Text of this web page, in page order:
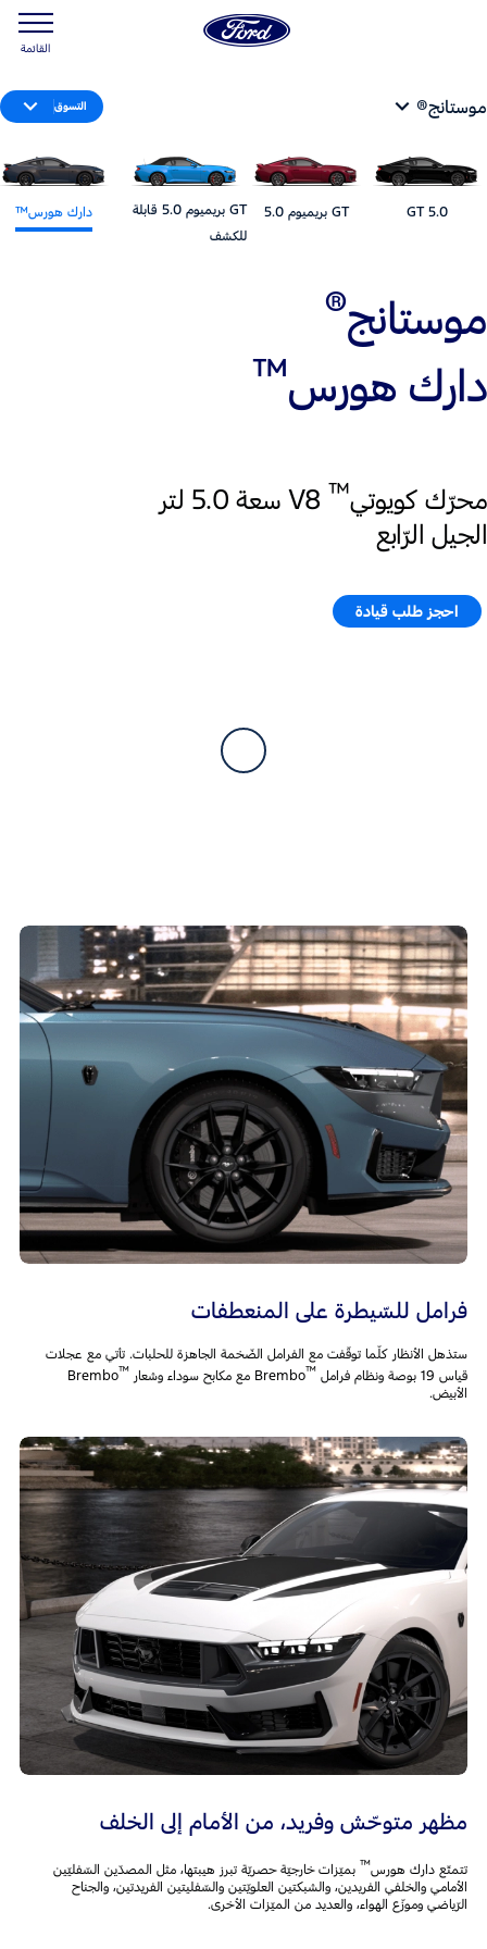
القائمة
موستانج® التسوق
5.0 GT GT بريميوم 5.0
GT بريميوم 5.0 قابلة
للكشف
دارك هورس™
موستانج®
دارك هورس™
محرّك كويوتي™
الجيل الرّابع
احجز طلب قيادة​
فرامل للسّيطرة على المنعطفات
ستذهل الأنظار كلّما توقّفت مع الفرامل الضّخمة الجاهزة للحلبات. تأتي مع عجلات
قياس 19 بوصة ونظام فرامل
™Brembo مع مكابح سوداء وشعار ™
Brembo
الأبيض.
مظهر متوحّش وفريد، من الأمام إلى الخلف
تتمتّع دارك هورس™ بميّزات خارجيّة حصريّة تبرز هيبتها، مثل المصدّين السّفليّين
الأمامي والخلفي الفريدين، والشبكتين العلويّتين والسّفليتين الفريدتين، والجناح
الرّياضي وموزّع الهواء، والعديد من الميّزات الأخرى.